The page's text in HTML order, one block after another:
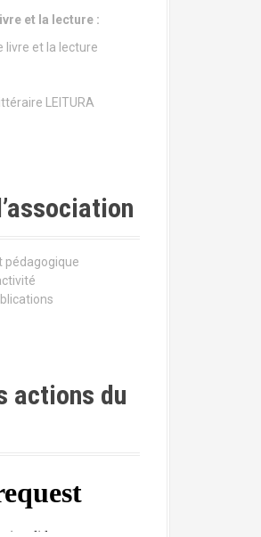
et la lecture :
livre et la lecture
LEITURA
pédagogique
actions du